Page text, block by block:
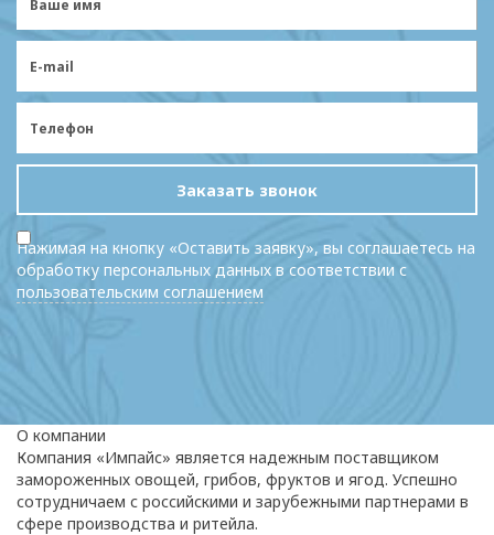
Заказать звонок
Нажимая на кнопку «Оставить заявку», вы соглашаетесь на
обработку персональных данных в соответствии с
пользовательским соглашением
О компании
Компания «Импайс» является надежным поставщиком
замороженных овощей, грибов, фруктов и ягод. Успешно
сотрудничаем с российскими и зарубежными партнерами в
сфере производства и ритейла.